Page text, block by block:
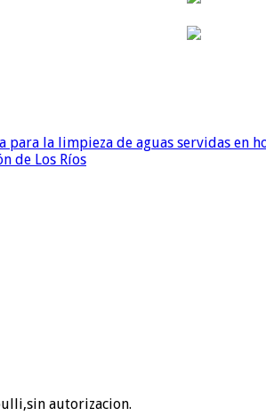
la limpieza de aguas servidas en
de Los Ríos
autorizacion.